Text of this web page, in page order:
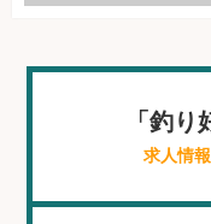
「釣
求人情